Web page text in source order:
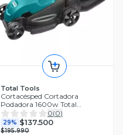
Total Tools
Cortacésped Cortadora
Podadora 1600w Total
Tgt616152
0(0)
29% $137.500
$195.990